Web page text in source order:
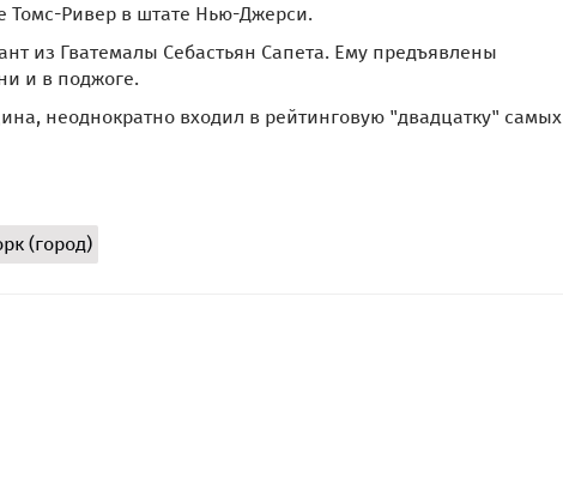
Томс-Ривер в штате Нью-Джерси.
из Гватемалы Себастьян Сапета. Ему предъявлены
и в поджоге.
неоднократно входил в рейтинговую "двадцатку" самых
(город)